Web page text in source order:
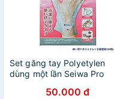
Set găng tay Polyetylen
dùng một lần Seiwa Pro
50.000 đ